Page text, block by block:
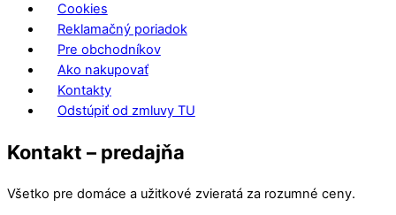
Cookies
Reklamačný poriadok
Pre obchodníkov
Ako nakupovať
Kontakty
Odstúpiť od zmluvy TU
Kontakt – predajňa
Všetko pre domáce a užitkové zvieratá za rozumné ceny.